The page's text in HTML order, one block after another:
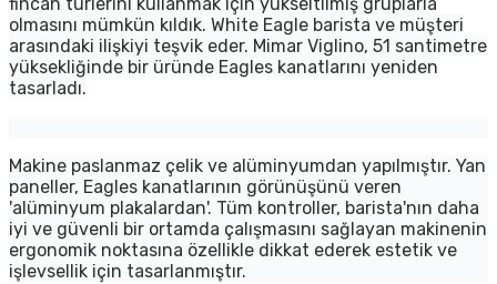
olmasını mümkün kıldık. White Eagle barista ve müşteri
arasındaki ilişkiyi teşvik eder. Mimar Viglino, 51 santimetre
yüksekliğinde bir üründe Eagles kanatlarını yeniden
tasarladı.
Makine paslanmaz çelik ve alüminyumdan yapılmıştır. Yan
paneller, Eagles kanatlarının görünüşünü veren
'alüminyum plakalardan'. Tüm kontroller, barista'nın daha
iyi ve güvenli bir ortamda çalışmasını sağlayan makinenin
ergonomik noktasına özellikle dikkat ederek estetik ve
işlevsellik için tasarlanmıştır.